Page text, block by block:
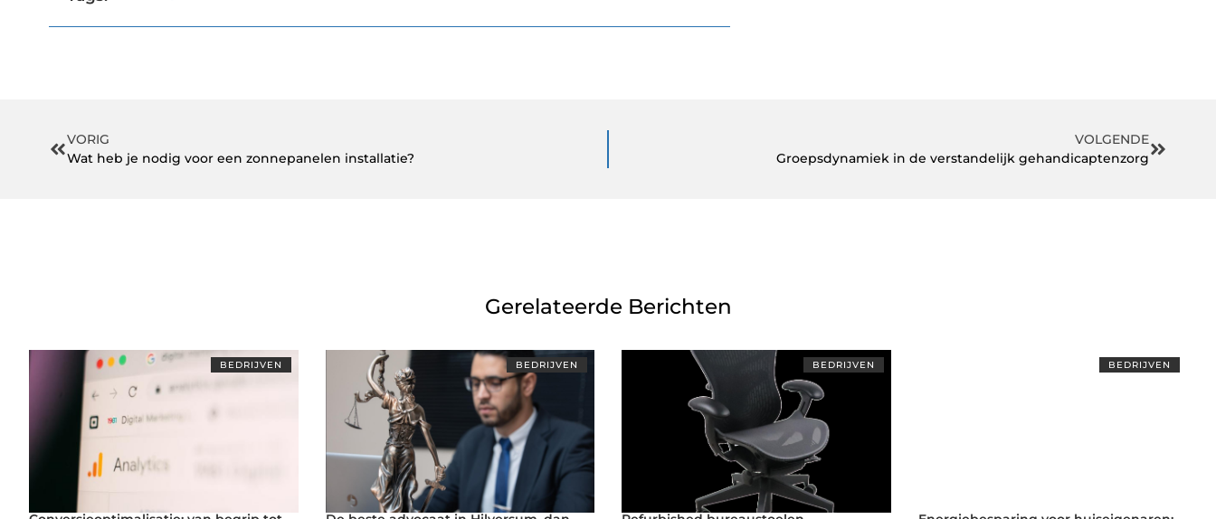
VORIG
Wat heb je nodig voor een zonnepanelen installatie?
VOLGENDE
Groepsdynamiek in de verstandelijk gehandicaptenzorg
Gerelateerde Berichten
BEDRIJVEN BEDRIJVEN BEDRIJVEN BEDRIJVEN